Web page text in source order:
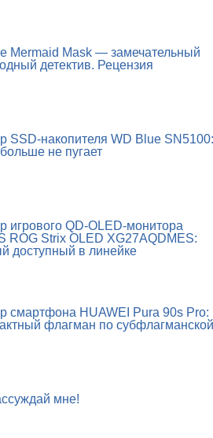
Mermaid Mask — замечательный
детектив. Рецензия
SSD-накопителя WD Blue SN5100:
не пугает
игрового QD-OLED-монитора
ROG Strix OLED XG27AQDMES:
доступный в линейке
смартфона HUAWEI Pura 90s Pro:
флагман по субфлагманской
мне!